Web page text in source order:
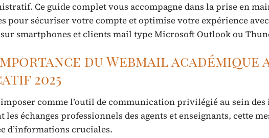
Ce guide complet vous accompagne dans la prise en
pour sécuriser votre compte et optimise votre expérience avec
smartphones et clients mail type Microsoft Outlook ou
du Webmail académique
2025
comme l’outil de communication privilégié au sein
échanges professionnels des agents et enseignants, cette
d’informations cruciales.